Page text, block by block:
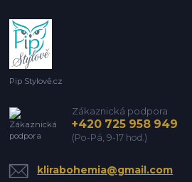
Pip Stylově.cz
Zákaznická podpora
+420 725 958 949
(Po-Pá, 9-17 hod.)
klirabohemia@gmail.com